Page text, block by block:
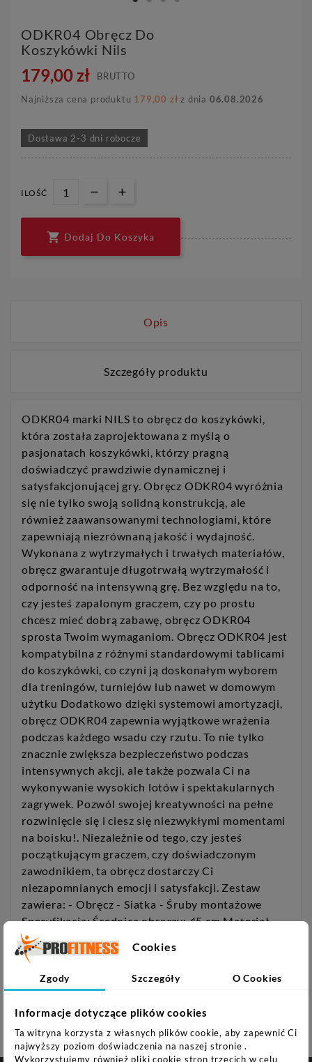
ODKR04 Obręcz Do
Koszykówki Nils
179,00 zł BRUTTO
Najniższa cena produktu 179,00 zł z dnia 06.08.2026
Dostawa 2-3 dni robocze
ILOŚĆ
 Dodaj Do Koszyka
Opis
Szczegóły produktu
ODKR04 marki NILS to obręcz do koszykówki,
która została zaprojektowana z myślą o
pasjonatach koszykówki, którzy pragną
doświadczyć prawdziwie dynamicznej i
satysfakcjonującej gry. Obręcz ODKR04 wyróżnia
się nie tylko swoją solidną konstrukcją, ale
również zaawansowanymi technologiami, które
zapewniają niezrównaną jakość i wydajność.
Wykonana z wytrzymałych i trwałych materiałów,
obręcz gwarantuje długotrwałą wytrzymałość i
odporność na intensywną grę. Bez względu na to,
czy jesteś zapalonym graczem, czy po prostu
chcesz mieć dobrą zabawę, obręcz ODKR04
sprosta Twoim wymaganiom. Obręcz ODKR04 jest
kompatybilna z różnymi standardowymi tablicami
do koszykówki, co czyni ją doskonałym wyborem
dla treningów, turniejów lub nawet w domowym
użytku Dodatkowo dzięki systemowi amortyzacji,
obręcz ODKR04 zapewnia wyjątkowe wrażenia
podczas każdego wsadu czy rzutu. To nie tylko
znacznie zwiększa bezpieczeństwo podczas
intensywnych akcji, ale także pozwala Ci na
wykonywanie wysokich lotów i spektakularnych
zagrywek. Pozwól swojej kreatywności na pełne
rozwinięcie się i ciesz się niezwykłymi momentami
na boisku!. Niezależnie od tego, czy jesteś
początkującym graczem, czy doświadczonym
zawodnikiem, ta obręcz dostarczy Ci
niezapomnianych emocji i satysfakcji. Zestaw
zawiera: - Obręcz - Siatka - Śruby montażowe
Specyfikacja: Średnica obręczy: 45 cm Materiał
obręczy: Stal Grubość obręczy: 16 mm Materiał
siatki: Polipropylen Rozstaw otworów
x o 6mm Uwagi: Nie przeznaczona do użytku
Cookies
Zgody Szczegóły O Cookies
Informacje dotyczące plików cookies
Ta witryna korzysta z własnych plików cookie, aby zapewnić Ci
najwyższy poziom doświadczenia na naszej stronie .
Wykorzystujemy również pliki cookie stron trzecich w celu